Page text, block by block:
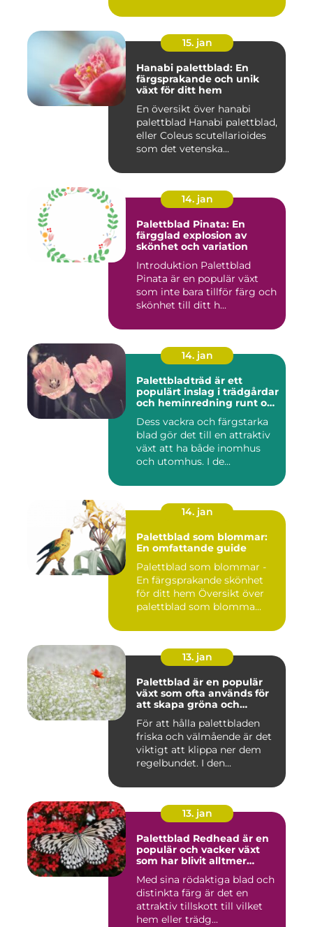
15. jan
Hanabi palettblad: En
färgsprakande och unik
växt för ditt hem
En översikt över hanabi
palettblad Hanabi palettblad,
eller Coleus scutellarioides
som det vetenska...
14. jan
Palettblad Pinata: En
färgglad explosion av
skönhet och variation
Introduktion Palettblad
Pinata är en populär växt
som inte bara tillför färg och
skönhet till ditt h...
14. jan
Palettbladträd är ett
populärt inslag i trädgårdar
och heminredning runt om
Dess vackra och färgstarka
blad gör det till en attraktiv
växt att ha både inomhus
och utomhus. I de...
14. jan
Palettblad som blommar:
En omfattande guide
Palettblad som blommar -
En färgsprakande skönhet
för ditt hem Översikt över
palettblad som blomma...
13. jan
Palettblad är en populär
växt som ofta används för
att skapa gröna och
inomhusmiljöer
För att hålla palettbladen
friska och välmående är det
viktigt att klippa ner dem
regelbundet. I den...
13. jan
Palettblad Redhead är en
populär och vacker växt
som har blivit alltmer
trädgårdsentusiaster
Med sina rödaktiga blad och
distinkta färg är det en
attraktiv tillskott till vilket
hem eller trädg...